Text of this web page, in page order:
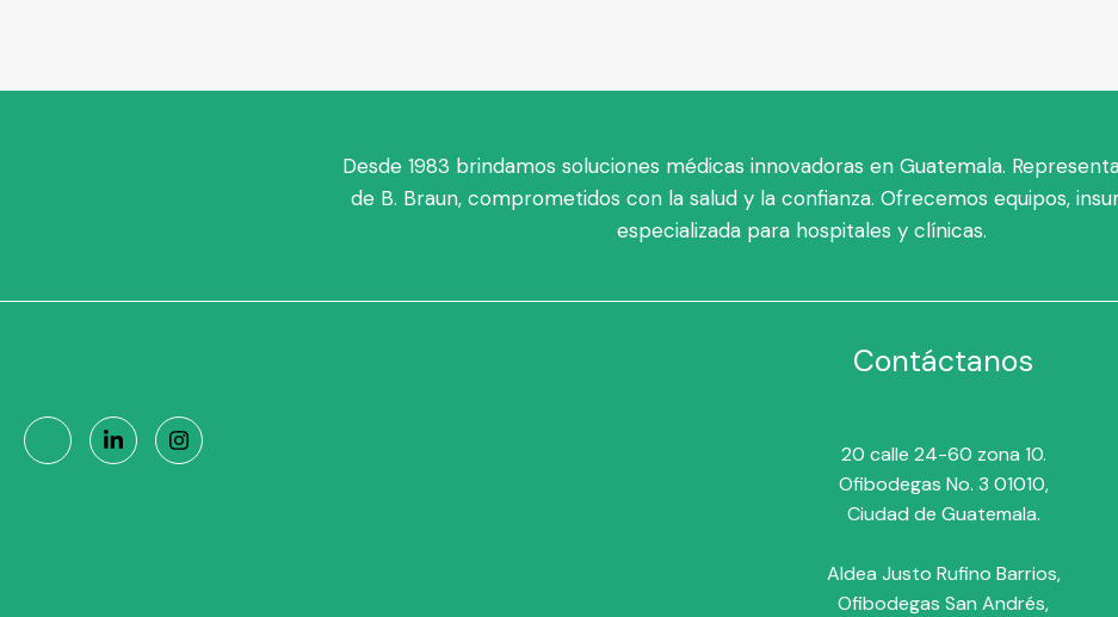
Desde 1983 brindamos soluciones médicas innovadoras en Guatemala.
de B. Braun, comprometidos con la salud y la confianza. Ofrecemos equipos,
especializada para hospitales y clínicas.
Contáctanos
20 calle 24-60 zona 10.
Ofibodegas No. 3 01010,
Ciudad de Guatemala.
Aldea Justo Rufino Barrios,
Ofibodegas San Andrés,